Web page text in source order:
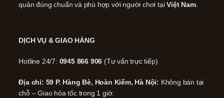
quản đúng chuẩn và phù hợp với người chơi tạiViệt Nam.
DỊCH VỤ & GIAO HÀNG
Hotline 24/7: 0945 866 906 (Tư vấn trực tiếp)
Địa chỉ: 59 P. Hàng Bè, Hoàn Kiếm, Hà Nội: Không bán tại
chỗ – Giao hỏa tốc trong 1 giờ.